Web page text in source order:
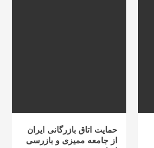
حمایت اتاق بازرگانی ایران
از جامعه ممیزی و بازرسی